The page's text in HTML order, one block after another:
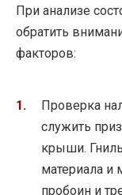
При анализе
обратить
факторов:
Проверка
служить
крыши.
материала и
пробоин и